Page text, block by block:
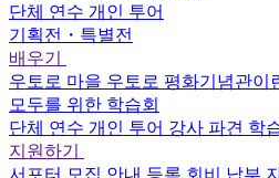
단체 연수 개인 투어
기획전・특별전
배우기
우토로 마을 우토로 평화기념관이
모두를 위한 학습회
단체 연수 개인 투어 강사 파견 학
지원하기
서포터 모집 안내 등록 회비 납부